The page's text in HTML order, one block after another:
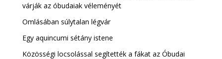
várják az óbudaiak véleményét
Omlásában súlytalan légvár
Egy aquincumi sétány istene
Közösségi locsolással segítették a fákat az Óbudai